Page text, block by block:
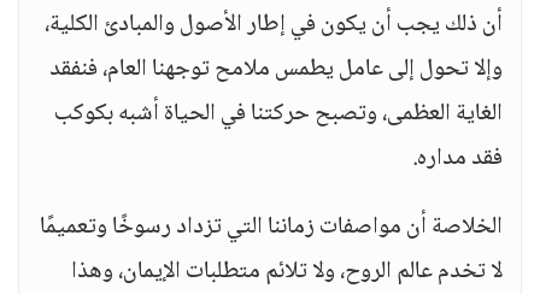
أن ذلك يجب أن يكون في إطار الأصول والمبادئ الكلية،
وإلا تحول إلى عامل يطمس ملامح توجهنا العام، فنفقد
الغاية العظمى، وتصبح حركتنا في الحياة أشبه بكوكب
فقد مداره.
الخلاصة أن مواصفات زماننا التي تزداد رسوخًا وتعميمًا
لا تخدم عالم الروح، ولا تلائم متطلبات الإيمان، وهذا